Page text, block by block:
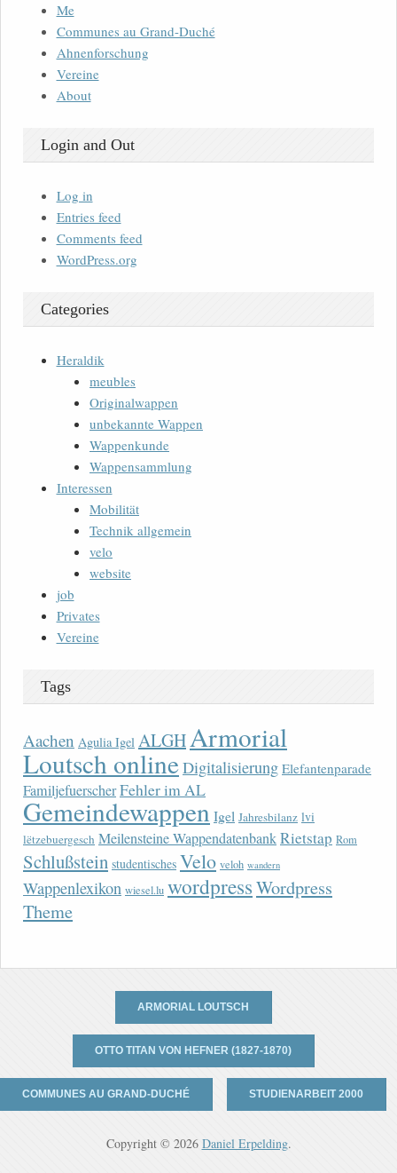
Me
Communes au Grand-Duché
Ahnenforschung
Vereine
About
Login and Out
Log in
Entries feed
Comments feed
WordPress.org
Categories
Heraldik
meubles
Originalwappen
unbekannte Wappen
Wappenkunde
Wappensammlung
Interessen
Mobilität
Technik allgemein
velo
website
job
Privates
Vereine
Tags
Aachen Agulia Igel ALGHArmorial
Loutsch onlineDigitalisierung Elefantenparade
FamiljefuerscherFehler im AL
Gemeindewappen Igel Jahresbilanz lvi
lëtzebuergesch Meilensteine WappendatenbankRietstap Rom
Schlußstein studentisches Velo veloh wandern
Wappenlexikon wiesel.lu wordpressWordpress
Theme
ARMORIAL LOUTSCH
OTTO TITAN VON HEFNER (1827-1870)
COMMUNES AU GRAND-DUCHÉ STUDIENARBEIT 2000
Copyright © 2026 Daniel Erpelding.